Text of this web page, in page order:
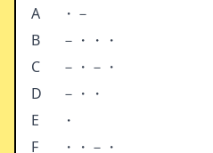
A
・－
B
－・・・
C
－・－・
D
－・・
E
・
F
・・－・